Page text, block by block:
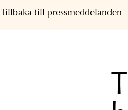
Tillbaka till pressmeddelanden